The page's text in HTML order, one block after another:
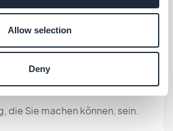
Allow selection
Deny
Feedback. Es ist ein sehr
aber es ist sehr
Sie an den Sinn, dass Ihren
beratend sind. Es ist ein weg für
die Sie machen können, sein.